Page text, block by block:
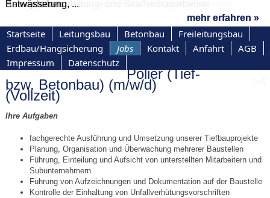
Hochwasserschutz- und Entwässerungsmaßnahmen
mehr erfahren »
Kanal-, Wasserleitung- und Straßenbauarbeiten
mehr erfahren »
Ankerplatten u. ...
mehr erfahren »
Bauvorhaben
mehr erfahren »
Entwässerung, ...
mehr erfahren »
Startseite Leitungsbau Betonbau
Freileitungsbau
Erdbau/Hangsicherung
Jobs Kontakt Anfahrt
AGB
Impressum
Datenschutz
Polier (Tief-
bzw. Betonbau) (m/w/d)
(Vollzeit)
Ihre Aufgaben
fachgerechte Ausführung und Umsetzung unserer Tiefbauprojekte
Planung, Organisation und Überwachung mehrerer Baustellen
Führung, Einteilung und Aufsicht von unterstellten Mitarbeitern und
Subunternehmern
Führung von Aufzeichnungen und Dokumentation auf der Baustelle
Kontrolle der Einhaltung von Unfallverhütungsvorschriften